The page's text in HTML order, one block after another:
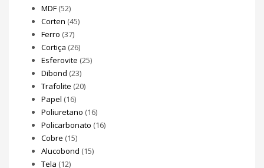
MDF (52)
Corten (45)
Ferro (37)
Cortiça (26)
Esferovite (25)
Dibond (23)
Trafolite (20)
Papel (16)
Poliuretano (16)
Policarbonato (16)
Cobre (15)
Alucobond (15)
Tela (12)